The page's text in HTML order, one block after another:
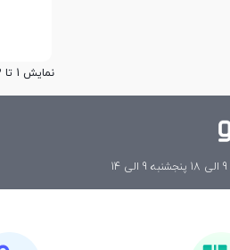
نمایش 1 تا 3 از 3 مورد